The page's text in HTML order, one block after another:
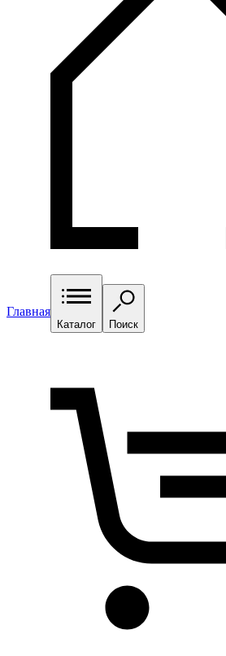
Главная
Каталог Поиск